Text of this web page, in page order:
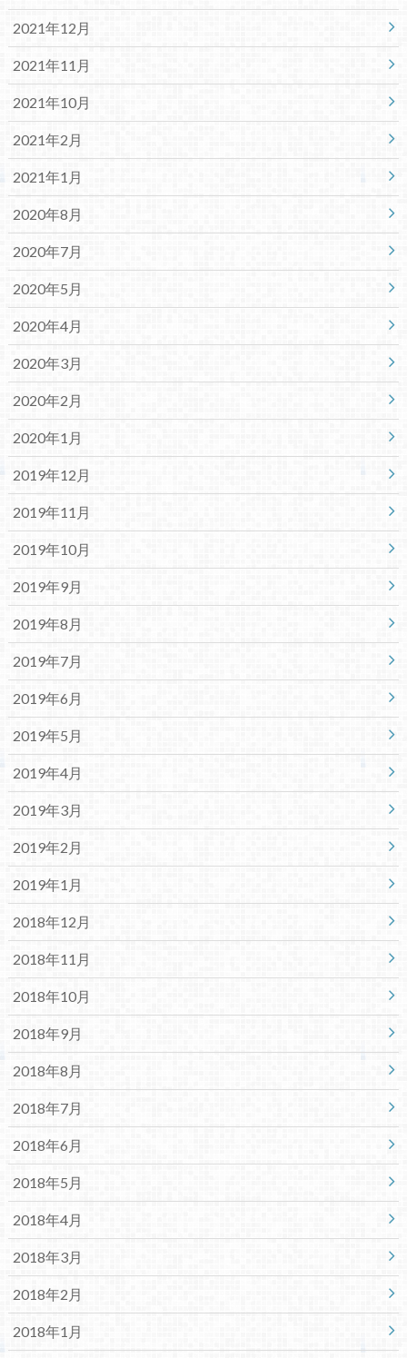
2021年12月
2021年11月
2021年10月
2021年2月
2021年1月
2020年8月
2020年7月
2020年5月
2020年4月
2020年3月
2020年2月
2020年1月
2019年12月
2019年11月
2019年10月
2019年9月
2019年8月
2019年7月
2019年6月
2019年5月
2019年4月
2019年3月
2019年2月
2019年1月
2018年12月
2018年11月
2018年10月
2018年9月
2018年8月
2018年7月
2018年6月
2018年5月
2018年4月
2018年3月
2018年2月
2018年1月